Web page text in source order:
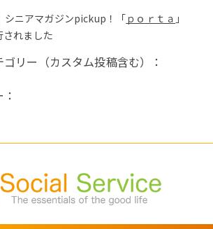
シニアマガジンpickup！「ｐｏｒｔａ 」
れました
リー（カスタム投稿含む）：